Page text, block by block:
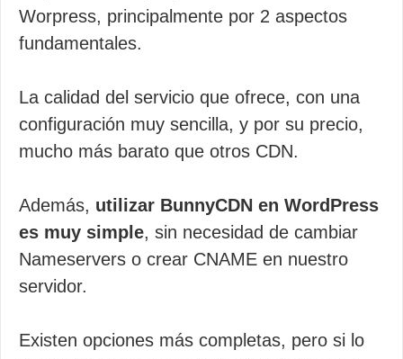
Worpress, principalmente por 2 aspectos
fundamentales.
La calidad del servicio que ofrece, con una
configuración muy sencilla, y por su precio,
mucho más barato que otros CDN.
Además, utilizar BunnyCDN en WordPress
es muy simple, sin necesidad de cambiar
Nameservers o crear CNAME en nuestro
servidor.
Existen opciones más completas, pero si lo